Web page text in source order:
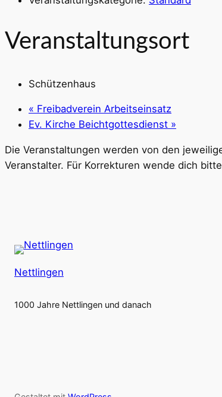
Veranstaltungsort
Schützenhaus
« Freibadverein Arbeitseinsatz
Ev. Kirche Beichtgottesdienst »
Die Veranstaltungen werden von den
Veranstalter. Für Korrekturen wende dich
Nettlingen
1000 Jahre Nettlingen und danach